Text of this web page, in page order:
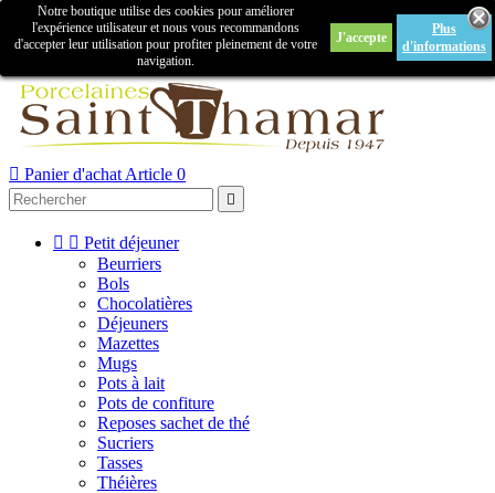
Créer un compteConnexion
 Panier d'achat Article 0

Notre boutique utilise des cookies pour améliorer
l'expérience utilisateur et nous vous recommandons
d'accepter leur utilisation pour profiter pleinement de votre
navigation.
J'accepte
Plus
d'informations
  Petit déjeuner
Beurriers
Bols
Chocolatières
Déjeuners
Mazettes
Mugs
Pots à lait
Pots de confiture
Reposes sachet de thé
Sucriers
Tasses
Théières